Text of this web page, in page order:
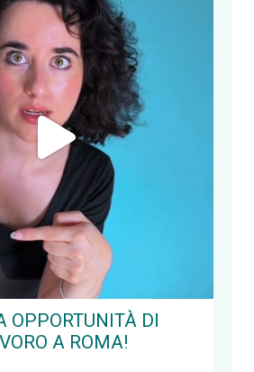
DI LAVORO A ROMA!
Giu 24
0
OPPORTUNITÀ DI
A ROMA!